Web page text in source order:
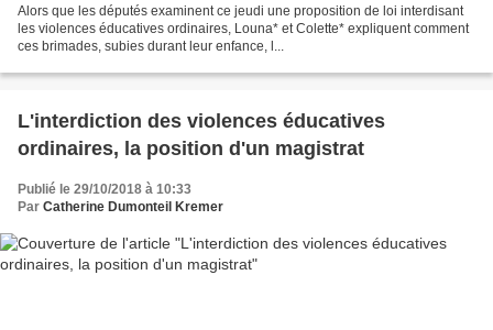
Alors que les députés examinent ce jeudi une proposition de loi interdisant
les violences éducatives ordinaires, Louna* et Colette* expliquent comment
ces brimades, subies durant leur enfance, l...
L'interdiction des violences éducatives
ordinaires, la position d'un magistrat
Publié le 29/10/2018 à 10:33
Par Catherine Dumonteil Kremer